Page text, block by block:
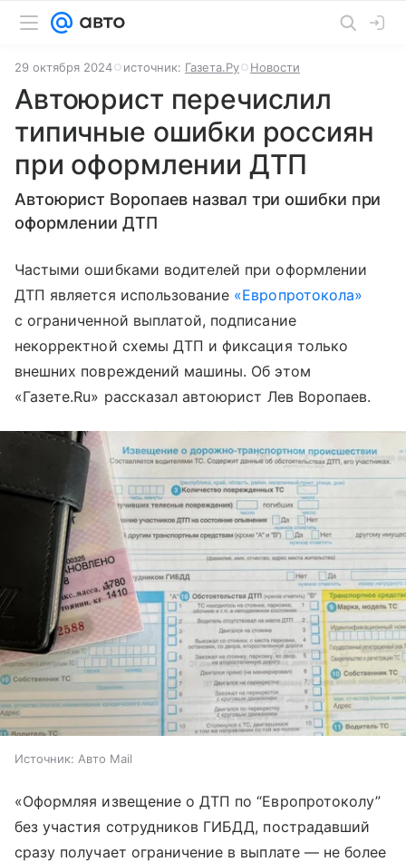
29 октября 2024 источник: Газета.Ру Новости
Автоюрист перечислил
типичные ошибки россиян
при оформлении ДТП
Автоюрист Воропаев назвал три ошибки при
оформлении ДТП
Частыми ошибками водителей при оформлении
ДТП является использование «Европротокола»
с ограниченной выплатой, подписание
некорректной схемы ДТП и фиксация только
внешних повреждений машины. Об этом
«Газете.Ru» рассказал автоюрист Лев Воропаев.
Источник: Авто Mail
«Оформляя извещение о ДТП по “Европротоколу”
без участия сотрудников ГИБДД, пострадавший
сразу получает ограничение в выплате — не более